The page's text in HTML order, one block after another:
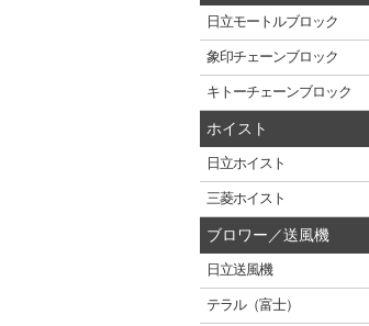
日立モートルブロック
象印チェーンブロック
キトーチェーンブロック
ホイスト
日立ホイスト
三菱ホイスト
ブロワー／送風機
日立送風機
テラル（富士）